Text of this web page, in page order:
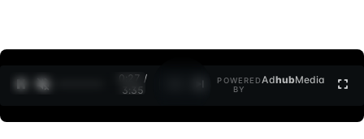
0:27 /
3:35
POWERED
BY
AdhubMedia